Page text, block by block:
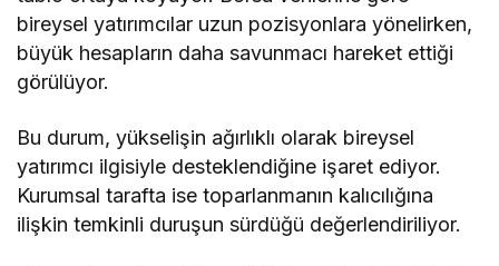
bireysel yatırımcılar uzun pozisyonlara yönelirken,
büyük hesapların daha savunmacı hareket ettiği
görülüyor.
Bu durum, yükselişin ağırlıklı olarak bireysel
yatırımcı ilgisiyle desteklendiğine işaret ediyor.
Kurumsal tarafta ise toparlanmanın kalıcılığına
ilişkin temkinli duruşun sürdüğü değerlendiriliyor.